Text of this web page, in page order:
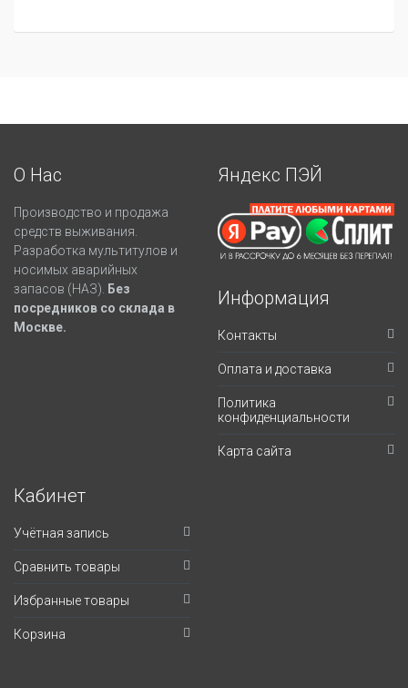
О Нас
Производство и продажа
средств выживания.
Разработка мультитулов и
носимых аварийных
запасов (НАЗ).
Без
посредников со склада в
Москве.
Яндекс ПЭЙ
Информация
Контакты
Оплата и доставка
Политика
конфиденциальности
Карта сайта
Кабинет
Учётная запись
Сравнить товары
Избранные товары
Корзина